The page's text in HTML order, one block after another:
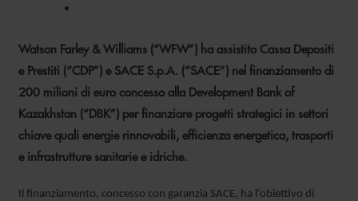
Watson Farley & Williams (“WFW”) ha assistito Cassa Depositi
e Prestiti (“CDP”) e SACE S.p.A. (“SACE”) nel finanziamento di
200 milioni di euro concesso alla Development Bank of
Kazakhstan (“DBK”) per finanziare progetti strategici in settori
chiave quali energie rinnovabili, efficienza energetica, trasporti
e infrastrutture sanitarie e idriche.
Il finanziamento, concesso con garanzia SACE, ha l’obiettivo di